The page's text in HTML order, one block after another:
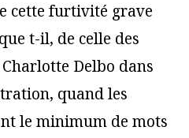
cette furtivité grave
t-il, de celle des
Delbo dans
quand les
le minimum de mots